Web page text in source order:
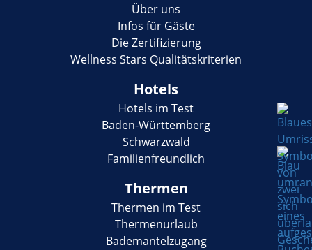
Über uns
Infos für Gäste
Die Zertifizierung
Wellness Stars Qualitätskriterien
Hotels
Hotels im Test
Baden-Württemberg
Schwarzwald
Familienfreundlich
Thermen
Thermen im Test
Thermenurlaub
Bademantelzugang